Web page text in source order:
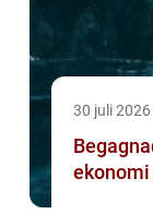
30 juli 2026
Begagnad